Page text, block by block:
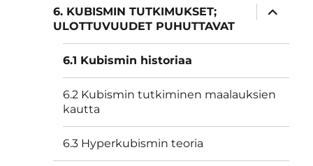
6. KUBISMIN TUTKIMUKSET;
ULOTTUVUUDET PUHUTTAVAT
näytä
6.1 Kubismin historiaa
6.2 Kubismin tutkiminen maalauksien
kautta
6.3 Hyperkubismin teoria